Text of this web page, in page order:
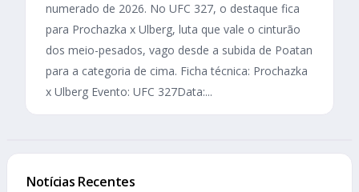
numerado de 2026. No UFC 327, o destaque fica
para Prochazka x Ulberg, luta que vale o cinturão
dos meio-pesados, vago desde a subida de Poatan
para a categoria de cima. Ficha técnica: Prochazka
x Ulberg Evento: UFC 327Data:...
Notícias Recentes